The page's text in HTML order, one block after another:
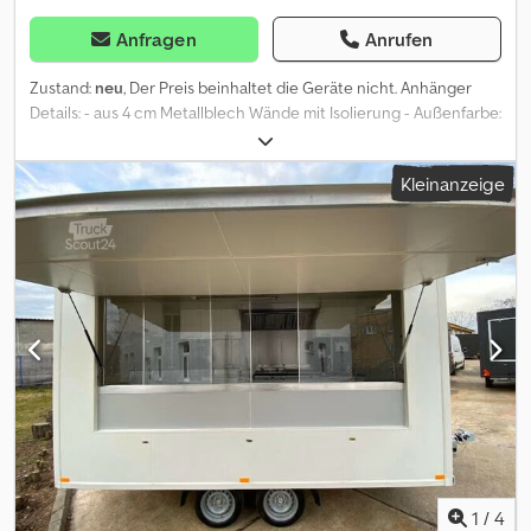
Anfragen Anrufen
Zustand: neu, Der Preis beinhaltet die Geräte nicht. Anhänger
Details: - aus 4 cm Metallblech Wände mit Isolierung - Außenfarbe:
schwarz - Außen Dachfarbe: weiß - gebremste KNOTT oder ALKO
Achse - Auflaufbremse mit Rückfahrautomatik und
Feststellbremse - V-förmig verzinkte Deichsel - Innenmaße ca.:
4400 x 2200 x 2170 mm - Außenmaße ca.: 5827 x 2300 x 2820 mm -
zulässiges Gesamtgewicht: 2700 kg, zweiachsig - 2 x
Verkaufsfenster in der Fahrtrichtung rechts - 1 x Verkaufsfenster
hinten - Bereifung: 13" Ausbau - abschließbare Gastür -
rutschfester Boden - 6 mm ESG Sicherheitsglas, Spritzschutz
Glas Dcsdpjv T U Svsfx Acmsk - 4 x obere Schränke in
Fahrtrichtung links - Taschenablage - Holzoptik Möblierung
(komplett) - Kreis- Marmorierte Edelstahl Arbeitsplatte (komplett)
- Kreis- Marmorierte Edelstahl Seitenwand in der Fahrtrichtung
links (komplett) - Kassenschubladen Wasserversorgung: -
Edelstahl 2 x 1 Waschbecken mit 2 x 40 l Behälter - 1 x Wasserhahn
mit Boiler Hygienepaket: - 1 x 2 Seifenspender - 1 x Papierspende
Stromnetz - Eingangssteckdose von außen 380 Volt / 32 A - 1 x
Kleinanzeige
1 / 4